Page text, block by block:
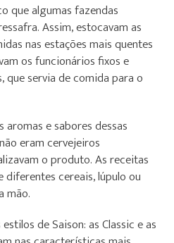
que algumas fazendas
Assim, estocavam as
nas estações mais quentes
os funcionários fixos e
que servia de comida para o
e sabores dessas
eram cervejeiros
o produto. As receitas
diferentes cereais, lúpulo ou
mão.
de Saison: as Classic e as